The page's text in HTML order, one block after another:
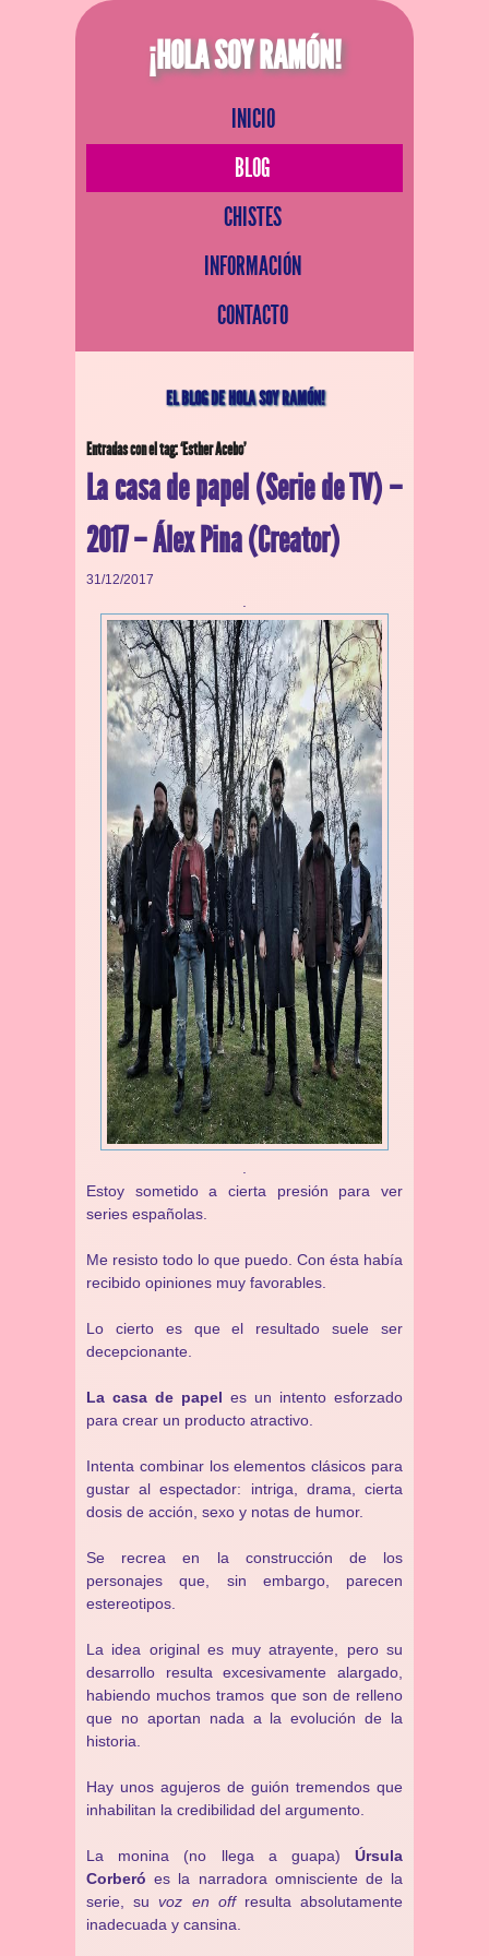
¡HOLA SOY RAMÓN!
INICIO
BLOG
CHISTES
INFORMACIÓN
CONTACTO
EL BLOG DE HOLA SOY RAMÓN!
Entradas con el tag: ‘Esther Acebo’
La casa de papel (Serie de TV) –
2017 – Álex Pina (Creator)
31/12/2017
Estoy sometido a cierta presión para ver
series españolas.
Me resisto todo lo que puedo. Con ésta había
recibido opiniones muy favorables.
Lo cierto es que el resultado suele ser
decepcionante.
La casa de papel es un intento esforzado
para crear un producto atractivo.
Intenta combinar los elementos clásicos para
gustar al espectador: intriga, drama, cierta
dosis de acción, sexo y notas de humor.
Se recrea en la construcción de los
personajes que, sin embargo, parecen
estereotipos.
La idea original es muy atrayente, pero su
desarrollo resulta excesivamente alargado,
habiendo muchos tramos que son de relleno
que no aportan nada a la evolución de la
historia.
Hay unos agujeros de guión tremendos que
inhabilitan la credibilidad del argumento.
La monina (no llega a guapa) Úrsula
Corberó es la narradora omnisciente de la
serie, suvoz en offresulta absolutamente
inadecuada y cansina.